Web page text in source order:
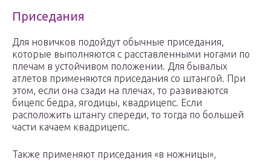
Приседания
Для новичков подойдут обычные приседания,
которые выполняются с расставленными ногами по
плечам в устойчивом положении. Для бывалых
атлетов применяются приседания со штангой. При
этом, если она сзади на плечах, то развиваются
бицепс бедра, ягодицы, квадрицепс. Если
расположить штангу спереди, то тогда по большей
части качаем квадрицепс.
Также применяют приседания «в ножницы»,